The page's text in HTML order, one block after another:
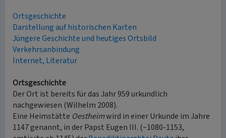
Ortsgeschichte
Darstellung auf historischen Karten
Jüngere Geschichte und heutiges Ortsbild
Verkehrsanbindung
Internet, Literatur
Ortsgeschichte
Der Ort ist bereits für das Jahr 959 urkundlich
nachgewiesen (Wilhelm 2008).
Eine Heimstätte Oestheimwird in einer Urkunde im Jahre
1147 genannt, in der Papst Eugen III. (~1080-1153,